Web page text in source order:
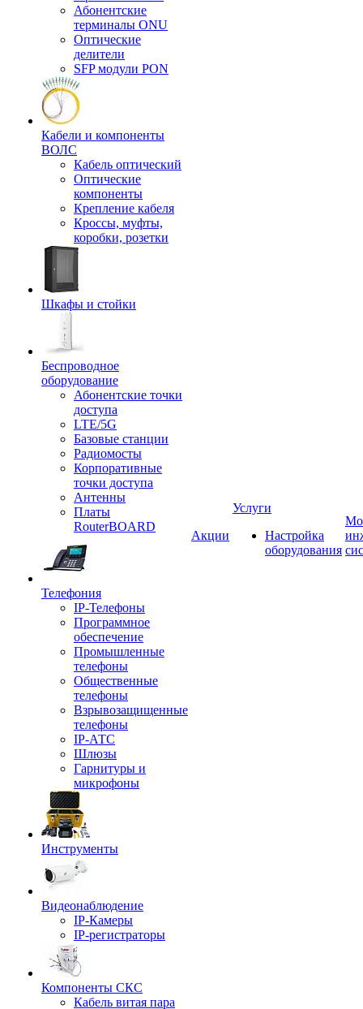
Абонентские
терминалы ONU
Оптические
делители
SFP модули PON
Кабели и компоненты
ВОЛС
Кабель оптический
Оптические
компоненты
Крепление кабеля
Кроссы, муфты,
коробки, розетки
Шкафы и стойки
Беспроводное
оборудование
Абонентские точки
доступа
LTE/5G
Базовые станции
Радиомосты
Корпоративные
точки доступа
Антенны
Платы
RouterBOARD
Телефония
IP-Телефоны
Программное
обеспечение
Промышленные
телефоны
Общественные
телефоны
Взрывозащищенные
телефоны
IP-АТС
Шлюзы
Гарнитуры и
микрофоны
Инструменты
Видеонаблюдение
IP-Камеры
IP-регистраторы
Компоненты СКС
Кабель витая пара
Акции
Услуги
Настройка
оборудования